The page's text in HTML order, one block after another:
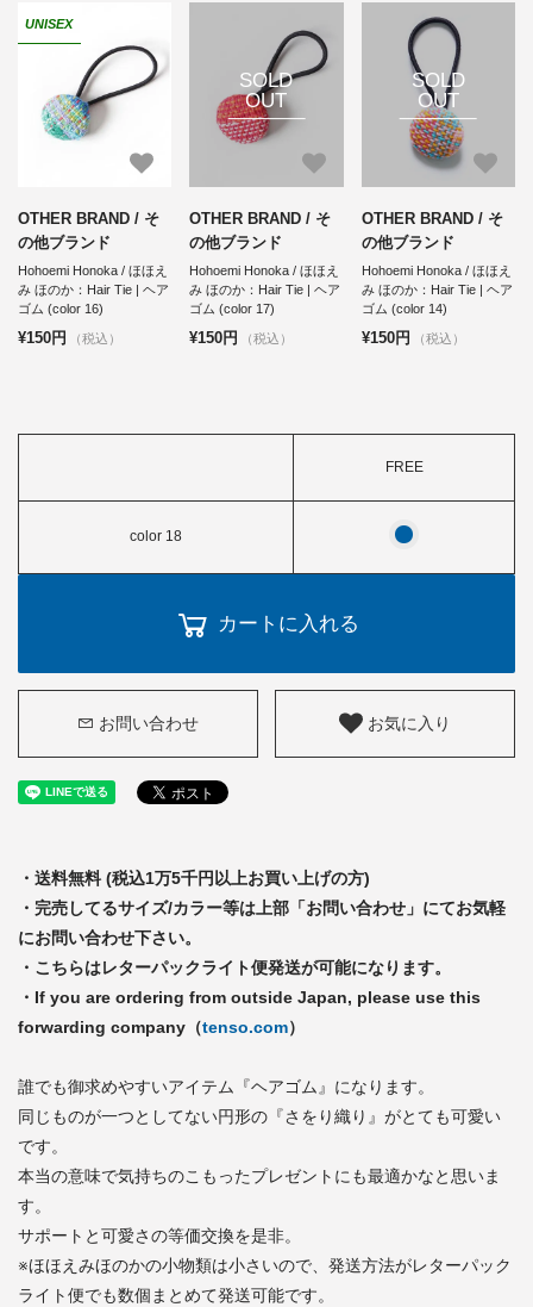
UNISEX
OTHER BRAND / そ
の他ブランド
Hohoemi Honoka / ほほえ
み ほのか：Hair Tie | ヘア
ゴム (color 16)
¥150円 （税込）
SOLD
OUT
OTHER BRAND / そ
の他ブランド
Hohoemi Honoka / ほほえ
み ほのか：Hair Tie | ヘア
ゴム (color 17)
¥150円 （税込）
SOLD
OUT
OTHER BRAND / そ
の他ブランド
Hohoemi Honoka / ほほえ
み ほのか：Hair Tie | ヘア
ゴム (color 14)
¥150円 （税込）
FREE
color 18
カートに入れる
お問い合わせ お気に入り
・送料無料 (税込1万5千円以上お買い上げの方)
・完売してるサイズ/カラー等は上部「お問い合わせ」にてお気軽
にお問い合わせ下さい。
・こちらはレターパックライト便発送が可能になります。
・If you are ordering from outside Japan, please use this
forwarding company（tenso.com）
誰でも御求めやすいアイテム『ヘアゴム』になります。
同じものが一つとしてない円形の『さをり織り』がとても可愛い
です。
本当の意味で気持ちのこもったプレゼントにも最適かなと思いま
す。
サポートと可愛さの等価交換を是非。
※ほほえみほのかの小物類は小さいので、発送方法がレターパック
ライト便でも数個まとめて発送可能です。